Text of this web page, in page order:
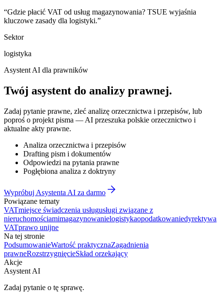
“Gdzie płacić VAT od usług magazynowania? TSUE wyjaśnia
kluczowe zasady dla logistyki.”
Sektor
logistyka
Asystent AI dla prawników
Twój asystent do analizy prawnej.
Zadaj pytanie prawne, zleć analizę orzecznictwa i przepisów, lub
poproś o projekt pisma — AI przeszuka polskie orzecznictwo i
aktualne akty prawne.
Analiza orzecznictwa i przepisów
Drafting pism i dokumentów
Odpowiedzi na pytania prawne
Pogłębiona analiza z doktryny
Wypróbuj Asystenta AI za darmo
Powiązane tematy
VATmiejsce świadczenia usługusługi związane z
nieruchomościamimagazynowanielogistykaopodatkowaniedyrektywa
VATprawo unijne
Na tej stronie
PodsumowanieWartość praktycznaZagadnienia
prawneRozstrzygnięcieSkład orzekający
Akcje
Asystent AI
Zadaj pytanie o tę sprawę.